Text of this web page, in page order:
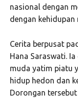
nasional dengan
dengan
Cerita berpusat
Hana Saraswati.
muda yatim piatu
hidup hedon dan
Dorongan